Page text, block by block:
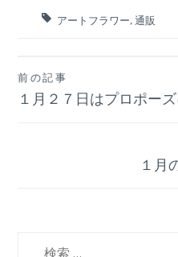
アートフラワー ,通販
投
前の記事
１月２７日はプロポー
１月